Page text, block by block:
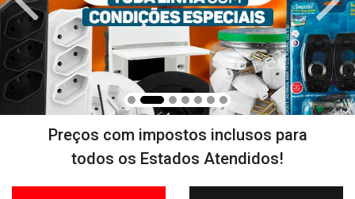
Preços com impostos inclusos para
todos os Estados Atendidos!